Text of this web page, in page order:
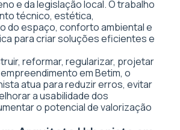
e da legislação local. O trabalho
técnico, estética,
do espaço, conforto ambiental e
para criar soluções eficientes e
reformar, regularizar, projetar
em Betim, o
atua para reduzir erros, evitar
a usabilidade dos
o potencial de valorização